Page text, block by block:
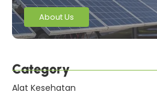
About Us
Category
Alat Kesehatan